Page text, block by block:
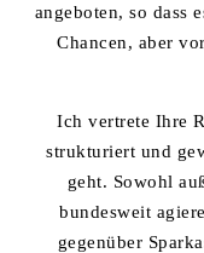
angeboten, so dass
Chancen, aber
Ich vertrete Ihre
strukturiert und
geht. Sowohl
bundesweit
gegenüber